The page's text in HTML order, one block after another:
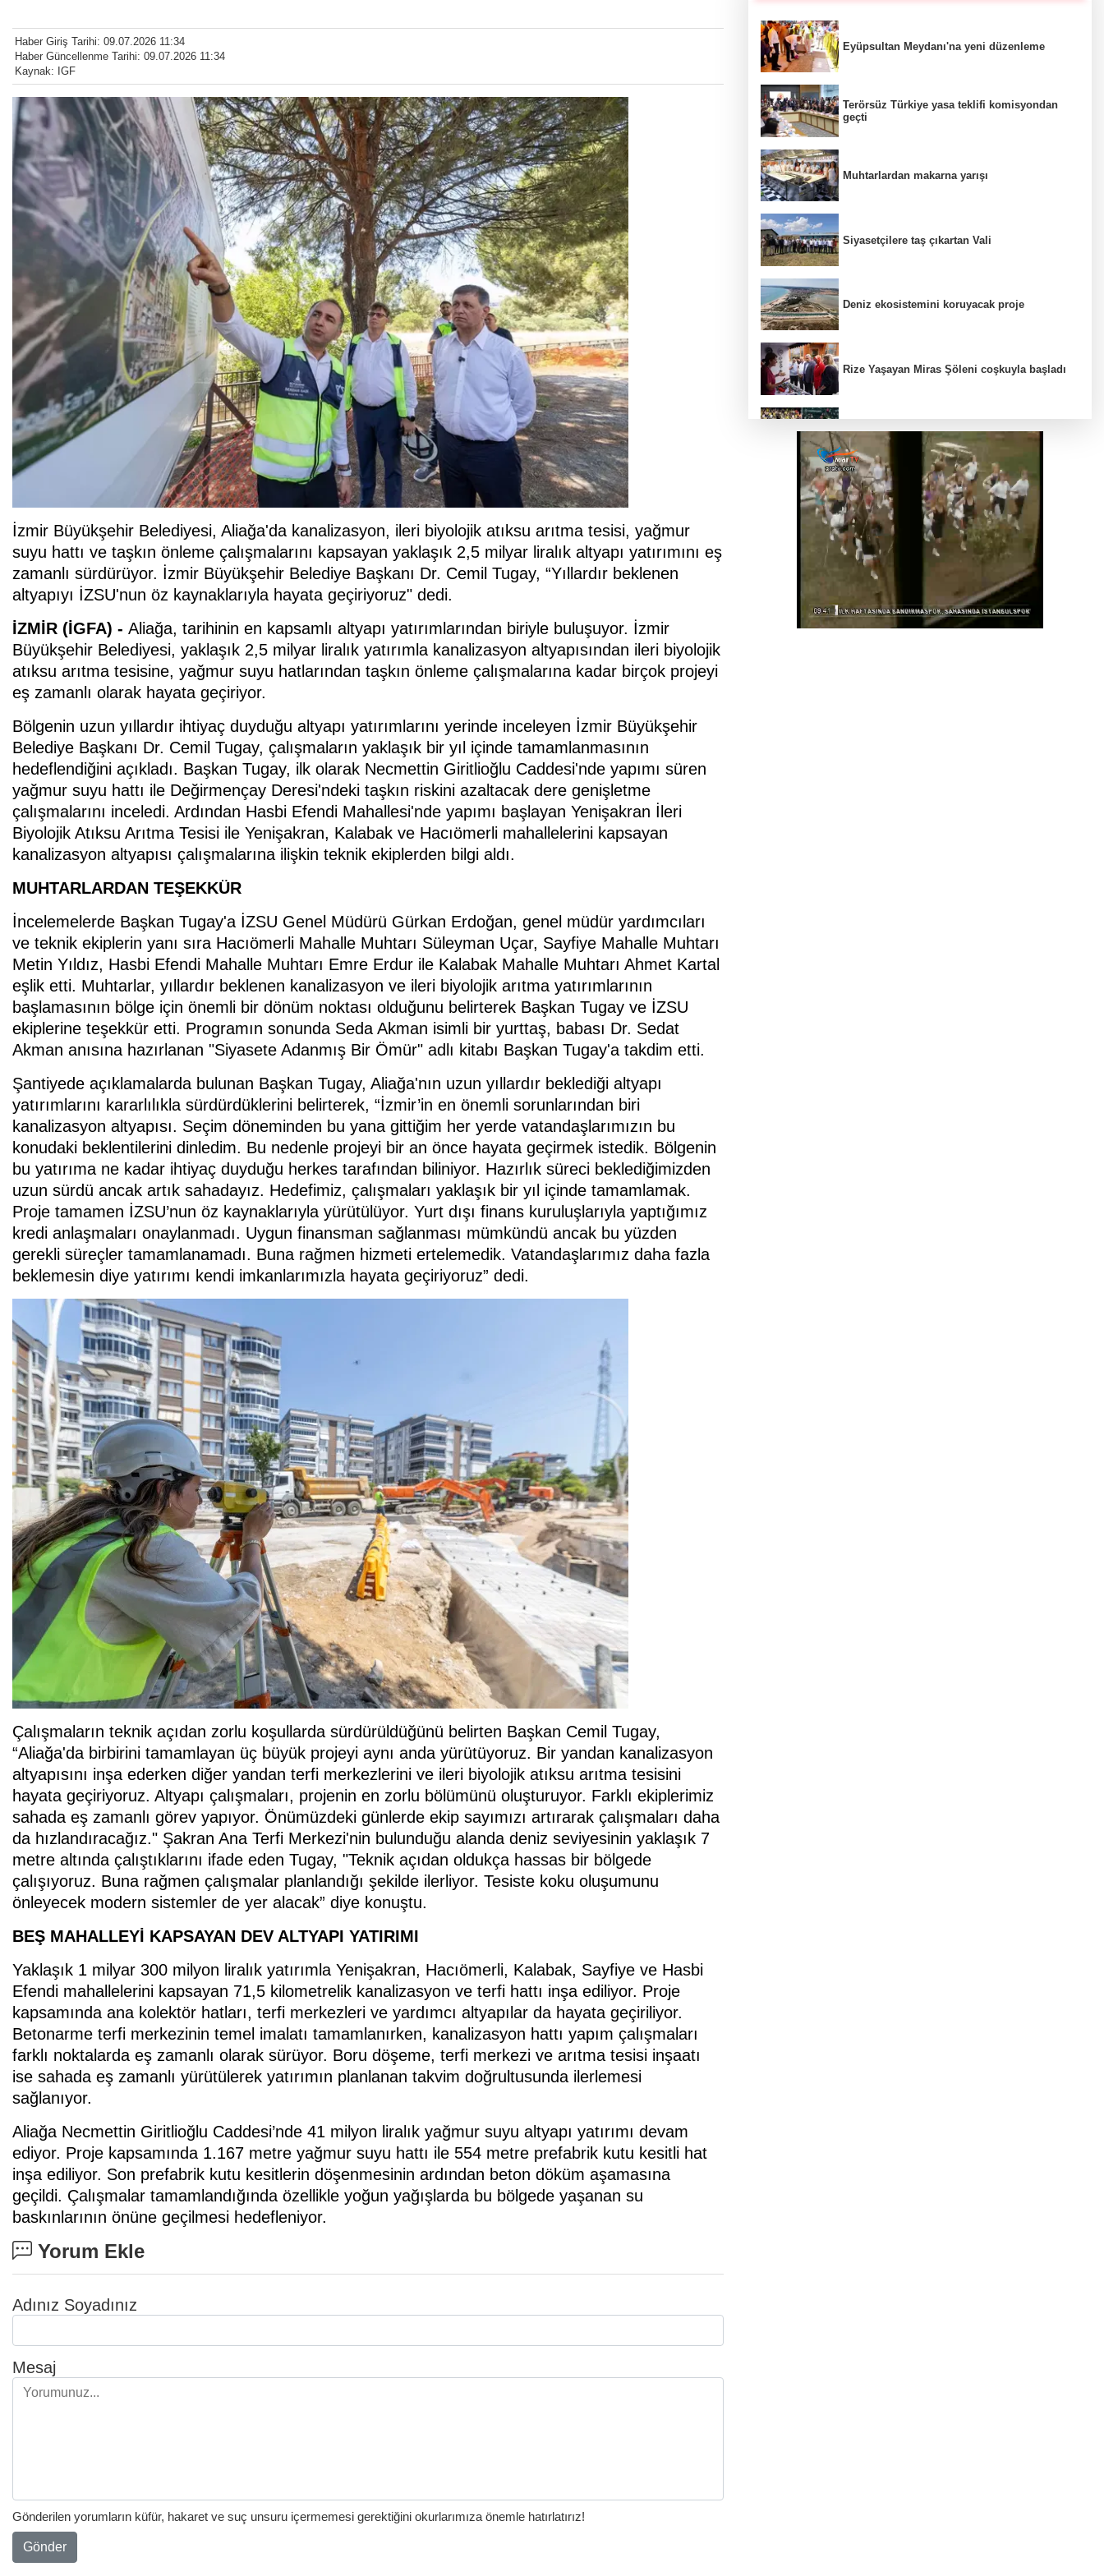
Haber Giriş Tarihi: 09.07.2026 11:34
Haber Güncellenme Tarihi: 09.07.2026 11:34
Kaynak: IGF
İzmir Büyükşehir Belediyesi, Aliağa'da kanalizasyon, ileri biyolojik atıksu arıtma tesisi, yağmur
suyu hattı ve taşkın önleme çalışmalarını kapsayan yaklaşık 2,5 milyar liralık altyapı yatırımını eş
zamanlı sürdürüyor. İzmir Büyükşehir Belediye Başkanı Dr. Cemil Tugay, “Yıllardır beklenen
altyapıyı İZSU'nun öz kaynaklarıyla hayata geçiriyoruz" dedi.
İZMİR (İGFA) - Aliağa, tarihinin en kapsamlı altyapı yatırımlarından biriyle buluşuyor. İzmir
Büyükşehir Belediyesi, yaklaşık 2,5 milyar liralık yatırımla kanalizasyon altyapısından ileri biyolojik
atıksu arıtma tesisine, yağmur suyu hatlarından taşkın önleme çalışmalarına kadar birçok projeyi
eş zamanlı olarak hayata geçiriyor.
Bölgenin uzun yıllardır ihtiyaç duyduğu altyapı yatırımlarını yerinde inceleyen İzmir Büyükşehir
Belediye Başkanı Dr. Cemil Tugay, çalışmaların yaklaşık bir yıl içinde tamamlanmasının
hedeflendiğini açıkladı. Başkan Tugay, ilk olarak Necmettin Giritlioğlu Caddesi'nde yapımı süren
yağmur suyu hattı ile Değirmençay Deresi'ndeki taşkın riskini azaltacak dere genişletme
çalışmalarını inceledi. Ardından Hasbi Efendi Mahallesi'nde yapımı başlayan Yenişakran İleri
Biyolojik Atıksu Arıtma Tesisi ile Yenişakran, Kalabak ve Hacıömerli mahallelerini kapsayan
kanalizasyon altyapısı çalışmalarına ilişkin teknik ekiplerden bilgi aldı.
MUHTARLARDAN TEŞEKKÜR
İncelemelerde Başkan Tugay'a İZSU Genel Müdürü Gürkan Erdoğan, genel müdür yardımcıları
ve teknik ekiplerin yanı sıra Hacıömerli Mahalle Muhtarı Süleyman Uçar, Sayfiye Mahalle Muhtarı
Metin Yıldız, Hasbi Efendi Mahalle Muhtarı Emre Erdur ile Kalabak Mahalle Muhtarı Ahmet Kartal
eşlik etti. Muhtarlar, yıllardır beklenen kanalizasyon ve ileri biyolojik arıtma yatırımlarının
başlamasının bölge için önemli bir dönüm noktası olduğunu belirterek Başkan Tugay ve İZSU
ekiplerine teşekkür etti. Programın sonunda Seda Akman isimli bir yurttaş, babası Dr. Sedat
Akman anısına hazırlanan "Siyasete Adanmış Bir Ömür" adlı kitabı Başkan Tugay'a takdim etti.
Şantiyede açıklamalarda bulunan Başkan Tugay, Aliağa'nın uzun yıllardır beklediği altyapı
yatırımlarını kararlılıkla sürdürdüklerini belirterek, “İzmir’in en önemli sorunlarından biri
kanalizasyon altyapısı. Seçim döneminden bu yana gittiğim her yerde vatandaşlarımızın bu
konudaki beklentilerini dinledim. Bu nedenle projeyi bir an önce hayata geçirmek istedik. Bölgenin
bu yatırıma ne kadar ihtiyaç duyduğu herkes tarafından biliniyor. Hazırlık süreci beklediğimizden
uzun sürdü ancak artık sahadayız. Hedefimiz, çalışmaları yaklaşık bir yıl içinde tamamlamak.
Proje tamamen İZSU’nun öz kaynaklarıyla yürütülüyor. Yurt dışı finans kuruluşlarıyla yaptığımız
kredi anlaşmaları onaylanmadı. Uygun finansman sağlanması mümkündü ancak bu yüzden
gerekli süreçler tamamlanamadı. Buna rağmen hizmeti ertelemedik. Vatandaşlarımız daha fazla
beklemesin diye yatırımı kendi imkanlarımızla hayata geçiriyoruz” dedi.
Çalışmaların teknik açıdan zorlu koşullarda sürdürüldüğünü belirten Başkan Cemil Tugay,
“Aliağa'da birbirini tamamlayan üç büyük projeyi aynı anda yürütüyoruz. Bir yandan kanalizasyon
altyapısını inşa ederken diğer yandan terfi merkezlerini ve ileri biyolojik atıksu arıtma tesisini
hayata geçiriyoruz. Altyapı çalışmaları, projenin en zorlu bölümünü oluşturuyor. Farklı ekiplerimiz
sahada eş zamanlı görev yapıyor. Önümüzdeki günlerde ekip sayımızı artırarak çalışmaları daha
da hızlandıracağız." Şakran Ana Terfi Merkezi'nin bulunduğu alanda deniz seviyesinin yaklaşık 7
metre altında çalıştıklarını ifade eden Tugay, "Teknik açıdan oldukça hassas bir bölgede
çalışıyoruz. Buna rağmen çalışmalar planlandığı şekilde ilerliyor. Tesiste koku oluşumunu
önleyecek modern sistemler de yer alacak” diye konuştu.
BEŞ MAHALLEYİ KAPSAYAN DEV ALTYAPI YATIRIMI
Yaklaşık 1 milyar 300 milyon liralık yatırımla Yenişakran, Hacıömerli, Kalabak, Sayfiye ve Hasbi
Efendi mahallelerini kapsayan 71,5 kilometrelik kanalizasyon ve terfi hattı inşa ediliyor. Proje
kapsamında ana kolektör hatları, terfi merkezleri ve yardımcı altyapılar da hayata geçiriliyor.
Betonarme terfi merkezinin temel imalatı tamamlanırken, kanalizasyon hattı yapım çalışmaları
farklı noktalarda eş zamanlı olarak sürüyor. Boru döşeme, terfi merkezi ve arıtma tesisi inşaatı
ise sahada eş zamanlı yürütülerek yatırımın planlanan takvim doğrultusunda ilerlemesi
sağlanıyor.
Aliağa Necmettin Giritlioğlu Caddesi’nde 41 milyon liralık yağmur suyu altyapı yatırımı devam
ediyor. Proje kapsamında 1.167 metre yağmur suyu hattı ile 554 metre prefabrik kutu kesitli hat
inşa ediliyor. Son prefabrik kutu kesitlerin döşenmesinin ardından beton döküm aşamasına
geçildi. Çalışmalar tamamlandığında özellikle yoğun yağışlarda bu bölgede yaşanan su
baskınlarının önüne geçilmesi hedefleniyor.
Yorum Ekle
Adınız Soyadınız
Mesaj
Gönderilen yorumların küfür, hakaret ve suç unsuru içermemesi gerektiğini okurlarımıza önemle hatırlatırız!
Gönder
Eyüpsultan Meydanı'na yeni düzenleme
Terörsüz Türkiye yasa teklifi komisyondan
geçti
Muhtarlardan makarna yarışı
Siyasetçilere taş çıkartan Vali
Deniz ekosistemini koruyacak proje
Rize Yaşayan Miras Şöleni coşkuyla başladı
Lukaku Fener’e mi, Beşiktaş’a mı geliyor?
Kayseri Talas İnovasyon Merkezi finale kaldı
Zabıtadan gurbetçi yaşlı çifte yardım eli
Akın Gürlek: Örgüt silahları bırakacak,
mağaraları boşaltacak